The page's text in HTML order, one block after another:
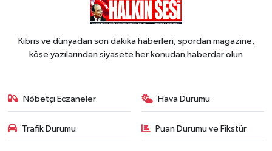
Kıbrıs ve dünyadan son dakika haberleri, spordan magazine,
köşe yazılarından siyasete her konudan haberdar olun
Nöbetçi Eczaneler Hava Durumu
Trafik Durumu Puan Durumu ve Fikstür